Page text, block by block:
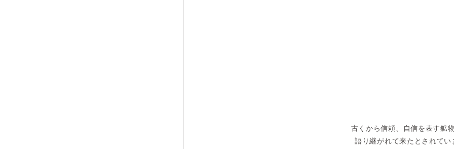
古くから信頼、自信を表す鉱
語り継がれて来たとされてい